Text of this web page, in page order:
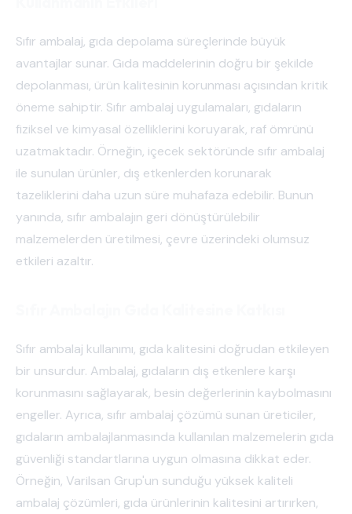
Sıfır ambalaj, gıda depolama süreçlerinde büyük
avantajlar sunar. Gıda maddelerinin doğru bir şekilde
depolanması, ürün kalitesinin korunması açısından kritik
öneme sahiptir. Sıfır ambalaj uygulamaları, gıdaların
fiziksel ve kimyasal özelliklerini koruyarak, raf ömrünü
uzatmaktadır. Örneğin, içecek sektöründe sıfır ambalaj
ile sunulan ürünler, dış etkenlerden korunarak
tazeliklerini daha uzun süre muhafaza edebilir. Bunun
yanında, sıfır ambalajın geri dönüştürülebilir
malzemelerden üretilmesi, çevre üzerindeki olumsuz
etkileri azaltır.
Sıfır ambalaj kullanımı, gıda kalitesini doğrudan etkileyen
bir unsurdur. Ambalaj, gıdaların dış etkenlere karşı
korunmasını sağlayarak, besin değerlerinin kaybolmasını
engeller. Ayrıca, sıfır ambalaj çözümü sunan üreticiler,
gıdaların ambalajlanmasında kullanılan malzemelerin gıda
güvenliği standartlarına uygun olmasına dikkat eder.
Örneğin, Varilsan Grup'un sunduğu yüksek kaliteli
ambalaj çözümleri, gıda ürünlerinin kalitesini artırırken,